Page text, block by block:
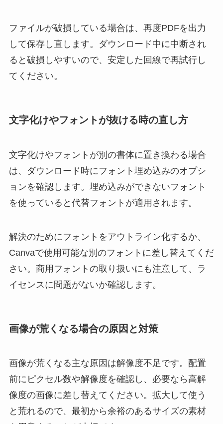
ファイルが破損している場合は、再度PDFを出力
して保存し直します。ダウンロード中に中断され
ると破損しやすいので、安定した回線で再試行し
てください。
文字化けやフォントが抜ける時の直し方
文字化けやフォントが別の書体に置き換わる場合
は、ダウンロード時にフォント埋め込みのオプシ
ョンを確認します。埋め込みができないフォント
を使っていると代替フォントが適用されます。
解決のためにフォントをアウトライン化するか、
Canvaで使用可能な別のフォントに差し替えてくだ
さい。商用フォントの取り扱いにも注意して、ラ
イセンスに問題がないか確認します。
画像が荒くなる場合の原因と対策
画像が荒くなる主な原因は解像度不足です。配置
前にピクセル数や解像度を確認し、必要なら高解
像度の画像に差し替えてください。拡大して使う
と荒れるので、最初から余裕のあるサイズの素材